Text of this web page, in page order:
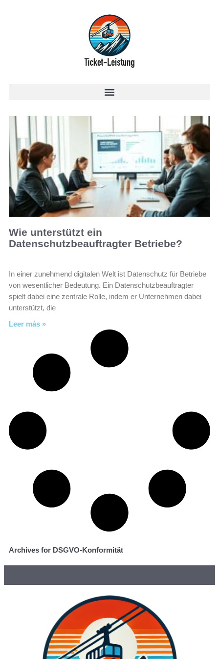
Wie unterstützt ein
Datenschutzbeauftragter Betriebe?
In einer zunehmend digitalen Welt ist Datenschutz für Betriebe
von wesentlicher Bedeutung. Ein Datenschutzbeauftragter
spielt dabei eine zentrale Rolle, indem er Unternehmen dabei
unterstützt, die
Leer más »
Archives for DSGVO-Konformität